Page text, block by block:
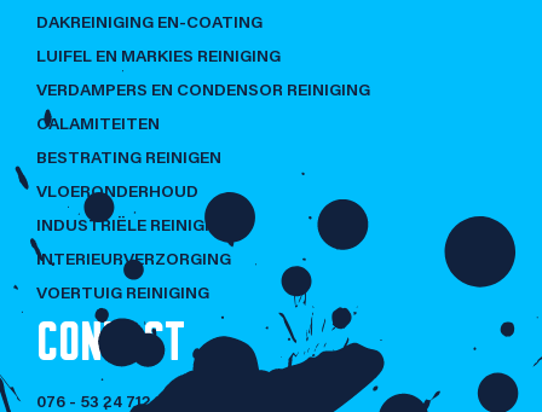
DAKREINIGING EN-COATING
LUIFEL EN MARKIES REINIGING
VERDAMPERS EN CONDENSOR REINIGING
CALAMITEITEN
BESTRATING REINIGEN
VLOERONDERHOUD
INDUSTRIËLE REINIGING
INTERIEURVERZORGING
VOERTUIG REINIGING
CONTACT
076 - 53 24 712